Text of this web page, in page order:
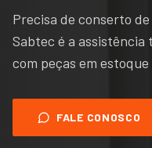
Precisa de conserto
Sabtec é a assistência
com peças em
FALE CONOSCO